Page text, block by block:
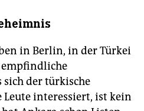
in Berlin, in der Türkei
sich der türkische
interessiert, ist kein